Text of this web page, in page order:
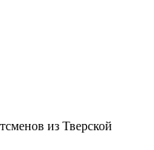
из Тверской